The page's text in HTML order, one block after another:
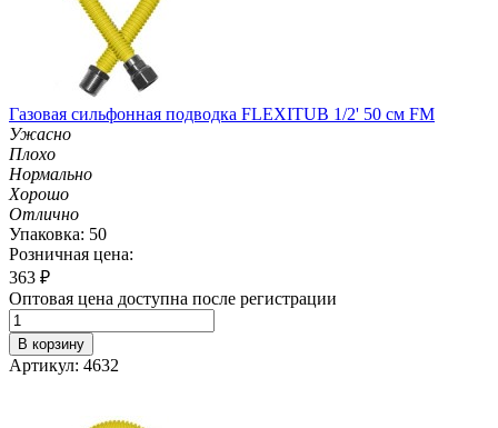
Газовая сильфонная подводка FLEXITUB 1/2' 50 см FM
Ужасно
Плохо
Нормально
Хорошо
Отлично
Упаковка: 50
Розничная цена:
363 ₽
Оптовая цена доступна после регистрации
В корзину
Артикул: 4632